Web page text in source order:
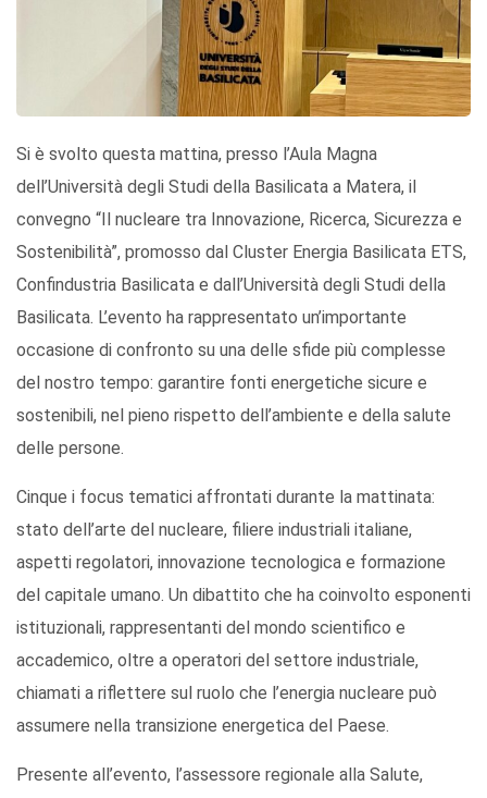
Si è svolto questa mattina, presso l’Aula Magna
dell’Università degli Studi della Basilicata a Matera, il
convegno “Il nucleare tra Innovazione, Ricerca, Sicurezza e
Sostenibilità”, promosso dal Cluster Energia Basilicata ETS,
Confindustria Basilicata e dall’Università degli Studi della
Basilicata. L’evento ha rappresentato un’importante
occasione di confronto su una delle sfide più complesse
del nostro tempo: garantire fonti energetiche sicure e
sostenibili, nel pieno rispetto dell’ambiente e della salute
delle persone.
Cinque i focus tematici affrontati durante la mattinata:
stato dell’arte del nucleare, filiere industriali italiane,
aspetti regolatori, innovazione tecnologica e formazione
del capitale umano. Un dibattito che ha coinvolto esponenti
istituzionali, rappresentanti del mondo scientifico e
accademico, oltre a operatori del settore industriale,
chiamati a riflettere sul ruolo che l’energia nucleare può
assumere nella transizione energetica del Paese.
Presente all’evento, l’assessore regionale alla Salute,